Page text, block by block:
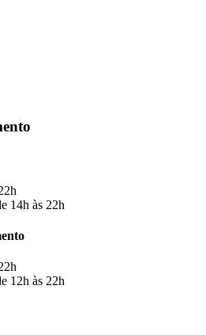
14h às 22h
12h às 22h